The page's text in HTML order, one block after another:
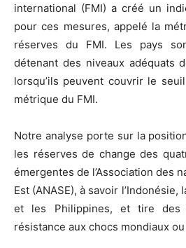
international (FMI) a créé un
pour ces mesures, appelé la
réserves du FMI. Les pays
détenant des niveaux adéquats
lorsqu’ils peuvent couvrir le
métrique du FMI.
Notre analyse porte sur la
les réserves de change des
émergentes de l’Association des
Est (ANASE), à savoir l’Indonésie,
et les Philippines, et tire des
résistance aux chocs mondiaux